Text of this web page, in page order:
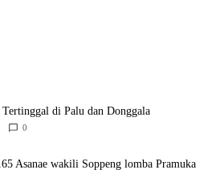
di Palu dan Donggala
0
Asanae wakili Soppeng lomba Pramuka